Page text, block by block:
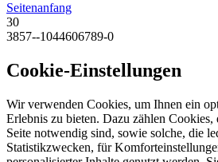
Seitenanfang
30
3857--1044606789-0
Cookie-Einstellungen
Wir verwenden Cookies, um Ihnen ein
Erlebnis zu bieten. Dazu zählen
Seite notwendig sind, sowie solche, die
Statistikzwecken, für